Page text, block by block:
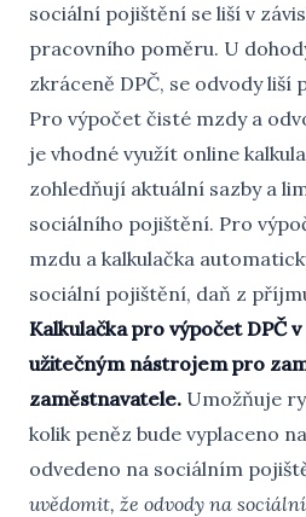
sociální pojištění se liší v
pracovního poměru. U
zkráceně DPČ, se odvody liší
Pro výpočet čisté mzdy a
je vhodné využít online
zohledňují aktuální sazby a
sociálního pojištění. Pro
mzdu a kalkulačka
sociální pojištění, daň z
Kalkulačka pro výpočet DPČ
užitečným nástrojem pro
zaměstnavatele. Umožňuje
kolik peněz bude vyplaceno
odvedeno na sociálním
uvědomit, že odvody na